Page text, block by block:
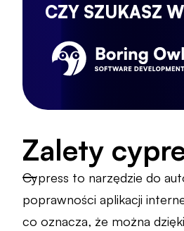
CZY SZUKASZ
Zalety
Cypress to narzędzie do
poprawności aplikacji
co oznacza, że można